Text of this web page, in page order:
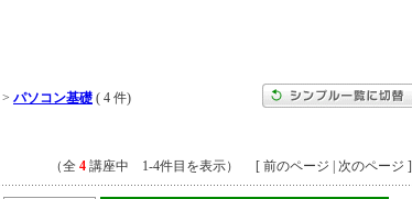
> パソコン基礎 ( 4 件)
（全 4 講座中 1-4件目を表示） [ 前のページ | 次のページ ]